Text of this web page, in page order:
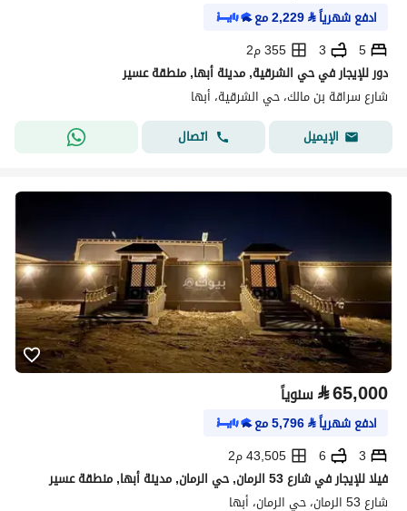
ادفع شهرياً⃁
2,229مع
5
3
355 م2
دور للإيجار في حي الشرقية, مدينة أبها, منطقة عسير
شارع سراقة بن مالك، حي الشرقية، أبها
الإيميل
اتصال
⃁65,000 سنوياً
ادفع شهرياً⃁
5,796مع
3
6
43,505 م2
فيلا للإيجار في شارع 53 الرمان, حي الرمان, مدينة أبها, منطقة عسير
شارع 53 الرمان، حي الرمان، أبها